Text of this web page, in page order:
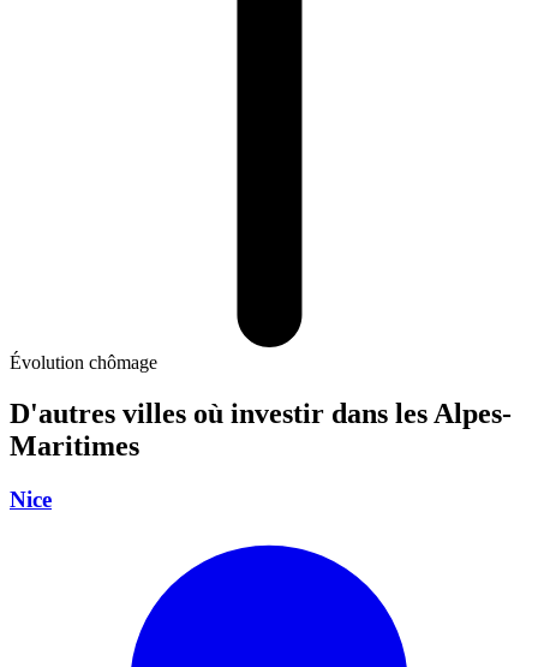
Évolution chômage
D'autres villes où investir dans les Alpes-
Maritimes
Nice